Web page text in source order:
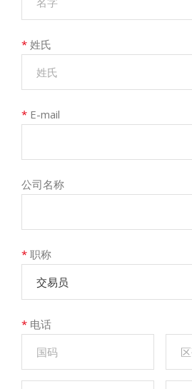
* 姓氏
* E-mail
公司名称
* 职称
交易员
* 电话